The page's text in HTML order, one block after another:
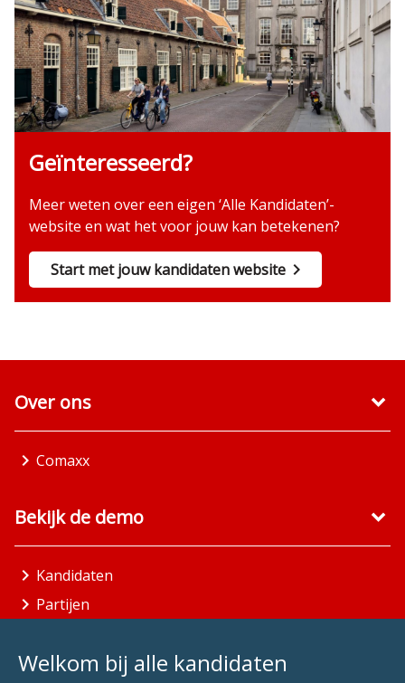
Geïnteresseerd?
Meer weten over een eigen ‘Alle Kandidaten’-
website en wat het voor jouw kan betekenen?
Start met jouw kandidaten website
Welkom bij alle kandidaten
Over ons
Comaxx
Bekijk de demo
Kandidaten
Partijen
Aandachtsgebieden